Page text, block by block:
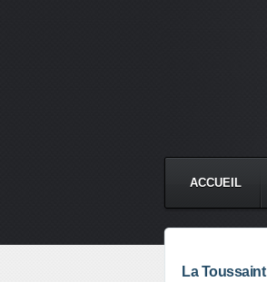
ACCUEIL
La Toussaint